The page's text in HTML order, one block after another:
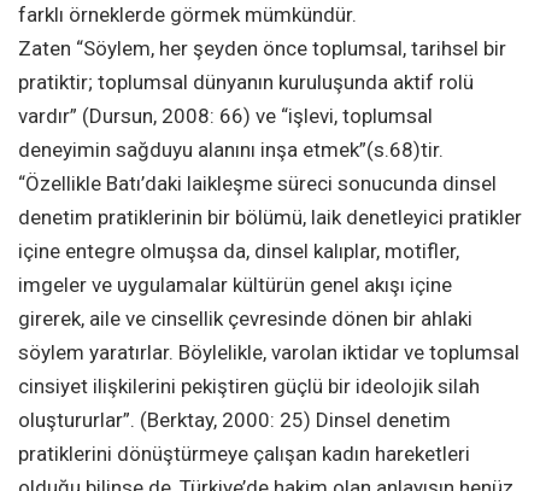
farklı örneklerde görmek mümkündür.
Zaten “Söylem, her şeyden önce toplumsal, tarihsel bir
pratiktir; toplumsal dünyanın kuruluşunda aktif rolü
vardır” (Dursun, 2008: 66) ve “işlevi, toplumsal
deneyimin sağduyu alanını inşa etmek”(s.68)tir.
“Özellikle Batı’daki laikleşme süreci sonucunda dinsel
denetim pratiklerinin bir bölümü, laik denetleyici pratikler
içine entegre olmuşsa da, dinsel kalıplar, motifler,
imgeler ve uygulamalar kültürün genel akışı içine
girerek, aile ve cinsellik çevresinde dönen bir ahlaki
söylem yaratırlar. Böylelikle, varolan iktidar ve toplumsal
cinsiyet ilişkilerini pekiştiren güçlü bir ideolojik silah
oluştururlar”. (Berktay, 2000: 25) Dinsel denetim
pratiklerini dönüştürmeye çalışan kadın hareketleri